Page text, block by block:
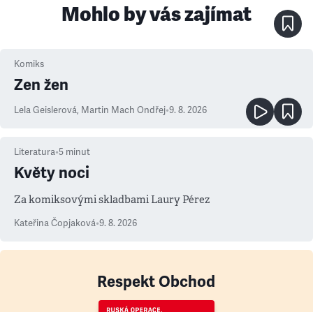
Mohlo by vás zajímat
Komiks
Zen žen
Lela Geislerová, Martin Mach Ondřej•9. 8. 2026
Literatura•5 minut
Květy noci
Za komiksovými skladbami Laury Pérez
Kateřina Čopjaková•9. 8. 2026
Respekt Obchod